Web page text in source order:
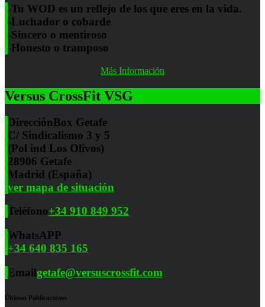
-Tu WOD es un reflejo de los que eres en la vida.
-Luchador o cobarde
-Sincero o mentiroso
-Honesto o tramposo
Más Información
Versus CrossFit VSG
DirecciónBox Getafe
C/ Sindicalismo 3 y 5
(Pol ind Los Olivos)
28906 Getafe
Madrid (España)
ver mapa de situación
Teléfono+34 910 849 952
WhatsAPP
+34 640 835 165
Emailgetafe@versuscrossfit.com
Últimas Publicaciones